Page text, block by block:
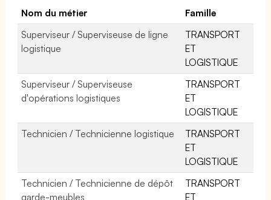
Nom du métier
Famille
Superviseur / Superviseuse de ligne
logistique
TRANSPORT
ET
LOGISTIQUE
Superviseur / Superviseuse
d'opérations logistiques
TRANSPORT
ET
LOGISTIQUE
Technicien / Technicienne logistique
TRANSPORT
ET
LOGISTIQUE
Technicien / Technicienne de dépôt
garde-meubles
TRANSPORT
ET